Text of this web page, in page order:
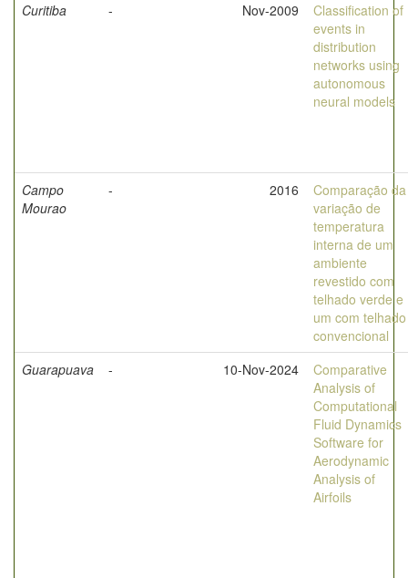
Curitiba - Nov-2009
Classification of
events in
distribution
networks using
autonomous
neural models
Campo
Mourao
- 2016
Comparação da
variação de
temperatura
interna de um
ambiente
revestido com
telhado verde e
um com telhado
convencional
Guarapuava
- 10-Nov-2024
Comparative
Analysis of
Computational
Fluid Dynamics
Software for
Aerodynamic
Analysis of
Airfoils